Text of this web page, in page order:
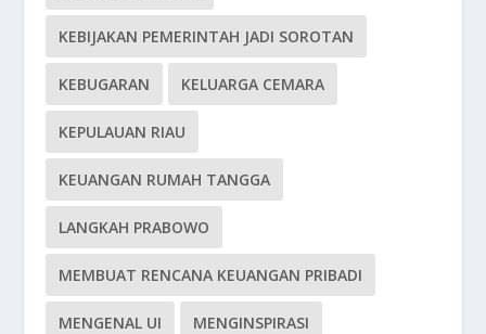
KEBIJAKAN PEMERINTAH JADI SOROTAN
KEBUGARAN KELUARGA CEMARA
KEPULAUAN RIAU
KEUANGAN RUMAH TANGGA
LANGKAH PRABOWO
MEMBUAT RENCANA KEUANGAN PRIBADI
MENGENAL UI MENGINSPIRASI